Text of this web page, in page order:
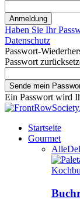
Haben Sie Ihr
Datenschutz
Passwort-
Passwort
Ein Passwort wird
Startseite
Gourmet
Alle